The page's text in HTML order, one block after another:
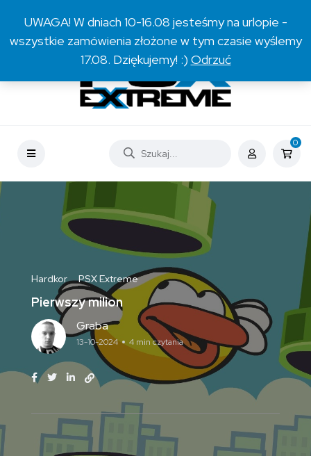
UWAGA! W dniach 10-16.08 jesteśmy na urlopie -
wszystkie zamówienia złożone w tym czasie wyślemy
17.08. Dziękujemy! :) Odrzuć
O nas Współpraca Kontakt Sklep
0
Hardkor PSX Extreme
Pierwszy milion
Graba
13-10-2024 4 min czytania